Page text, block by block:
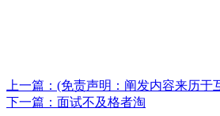
上一篇： (免责声明：阐发内容来历于
下一篇： 面试不及格者淘